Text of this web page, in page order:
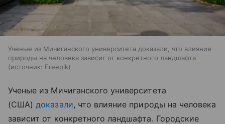
Ученые из Мичиганского университета доказали, что влияние
природы на человека зависит от конкретного ландшафта
источник: Freepik
Ученые из Мичиганского университета
(США)доказали, что влияние природы на человека
зависит от конкретного ландшафта. Городские